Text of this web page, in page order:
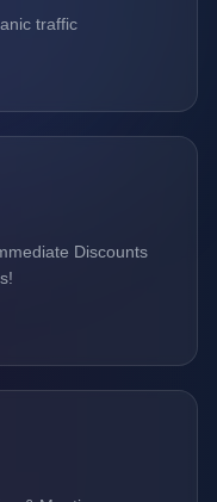
traffic
Discounts